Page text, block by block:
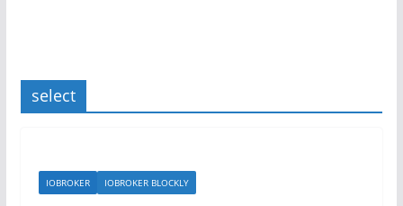
select
IOBROKER IOBROKER BLOCKLY